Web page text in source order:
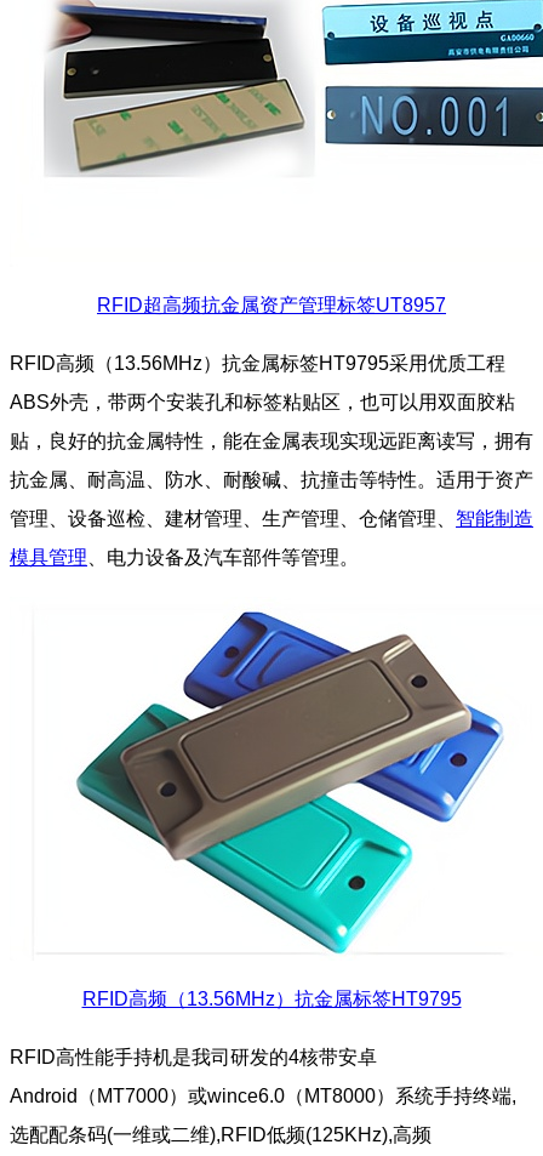
RFID超高频抗金属资产管理标签UT8957
RFID高频（13.56MHz）抗金属标签HT9795采用优质工程
ABS外壳，带两个安装孔和标签粘贴区，也可以用双面胶粘
贴，良好的抗金属特性，能在金属表现实现远距离读写，拥有
抗金属、耐高温、防水、耐酸碱、抗撞击等特性。适用于资产
管理、设备巡检、建材管理、生产管理、仓储管理、 智能制造
模具管理 、电力设备及汽车部件等管理。
RFID高频（13.56MHz）抗金属标签HT9795
RFID高性能手持机是我司研发的4核带安卓
Android（MT7000）或wince6.0（MT8000）系统手持终端,
选配配条码(一维或二维),RFID低频(125KHz),高频